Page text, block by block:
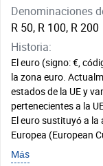
Denominaciones
R 50, R 100, R 200
Historia:
El euro (signo: €,
la zona euro.
estados de la UE y
pertenecientes a la
El euro sustituyó a
Europea (European
Más